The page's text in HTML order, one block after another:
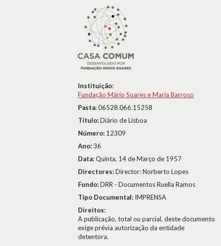
Instituição:
Fundação Mário Soares e Maria Barroso
Pasta:06528.066.15258
Título:Diário de Lisboa
Número: 12309
Ano:36
Data:Quinta, 14 de Março de 1957
Directores:Director: Norberto Lopes
Fundo:DRR - Documentos Ruella Ramos
Tipo Documental: IMPRENSA
Direitos:
A publicação, total ou parcial, deste documento
exige prévia autorização da entidade
detentora.